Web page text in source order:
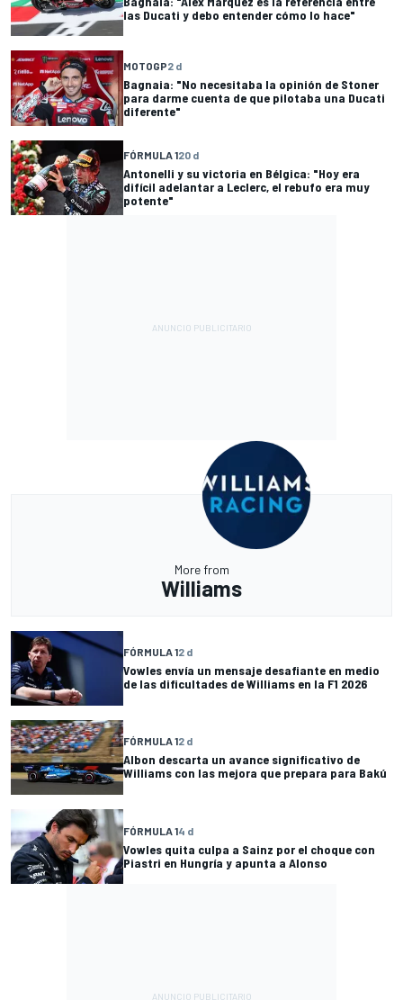
las Ducati y debo entender cómo lo hace"
MOTOGP2 d
Bagnaia: "No necesitaba la opinión de Stoner
para darme cuenta de que pilotaba una Ducati
diferente"
FÓRMULA 120 d
Antonelli y su victoria en Bélgica: "Hoy era
difícil adelantar a Leclerc, el rebufo era muy
potente"
More from
Williams
FÓRMULA 12 d
Vowles envía un mensaje desafiante en medio
de las dificultades de Williams en la F1 2026
FÓRMULA 12 d
Albon descarta un avance significativo de
Williams con las mejora que prepara para Bakú
FÓRMULA 14 d
Vowles quita culpa a Sainz por el choque con
Piastri en Hungría y apunta a Alonso